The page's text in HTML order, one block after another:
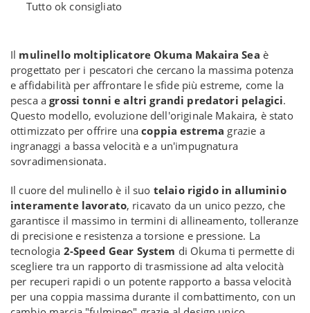
Tutto ok consigliato
Il mulinello moltiplicatore Okuma Makaira Sea è
progettato per i pescatori che cercano la massima potenza
e affidabilità per affrontare le sfide più estreme, come la
pesca agrossi tonni e altri grandi predatori pelagici.
Questo modello, evoluzione dell'originale Makaira, è stato
ottimizzato per offrire unacoppia estrema grazie a
ingranaggi a bassa velocità e a un'impugnatura
sovradimensionata.
Il cuore del mulinello è il suo telaio rigido in alluminio
interamente lavorato, ricavato da un unico pezzo, che
garantisce il massimo in termini di allineamento, tolleranze
di precisione e resistenza a torsione e pressione. La
tecnologia 2-Speed Gear System di Okuma ti permette di
scegliere tra un rapporto di trasmissione ad alta velocità
per recuperi rapidi o un potente rapporto a bassa velocità
per una coppia massima durante il combattimento, con un